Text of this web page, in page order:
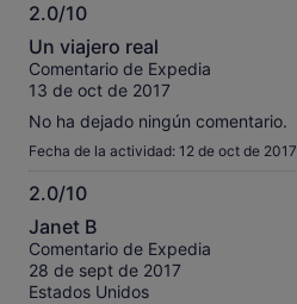
2.0/10
2.0
sobre
10
Un viajero real
Comentario de Expedia
13 de oct de 2017
No ha dejado ningún comentario.
Fecha de la actividad: 12 de oct de 2017
2.0/10
2.0
sobre
10
Janet B
Comentario de Expedia
28 de sept de 2017
Estados Unidos